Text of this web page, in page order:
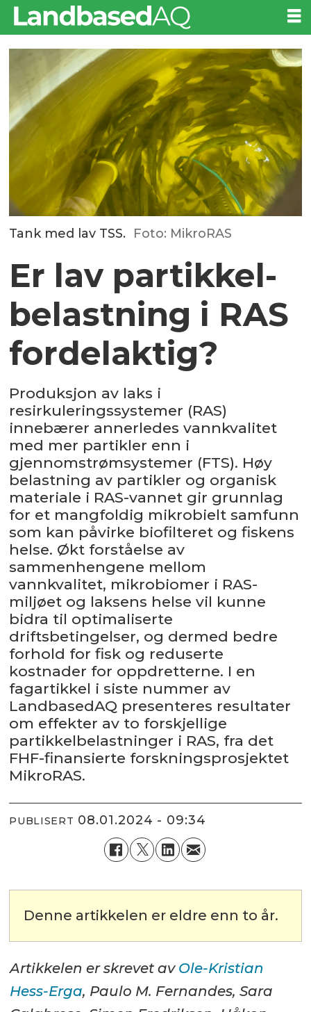
Tank med lav TSS. Foto: MikroRAS
Er lav partikkel­
belastning i RAS
fordelaktig?
Produksjon av laks i
resirkuleringssystemer (RAS)
innebærer annerledes vannkvalitet
med mer partikler enn i
gjennomstrømsystemer (FTS). Høy
belastning av partikler og organisk
materiale i RAS-vannet gir grunnlag
for et mangfoldig mikrobielt samfunn
som kan påvirke biofilteret og fiskens
helse. Økt forståelse av
sammenhengene mellom
vannkvalitet, mikrobiomer i RAS-
miljøet og laksens helse vil kunne
bidra til optimaliserte
driftsbetingelser, og dermed bedre
forhold for fisk og reduserte
kostnader for oppdretterne. I en
fagartikkel i siste nummer av
LandbasedAQ presenteres resultater
om effekter av to forskjellige
partikkelbelastninger i RAS, fra det
FHF-finansierte forskningsprosjektet
MikroRAS.
PUBLISERT 08.01.2024 - 09:34
Denne artikkelen er eldre enn to år.
Artikkelen er skrevet av Ole-Kristian
Hess-Erga, Paulo M. Fernandes, Sara